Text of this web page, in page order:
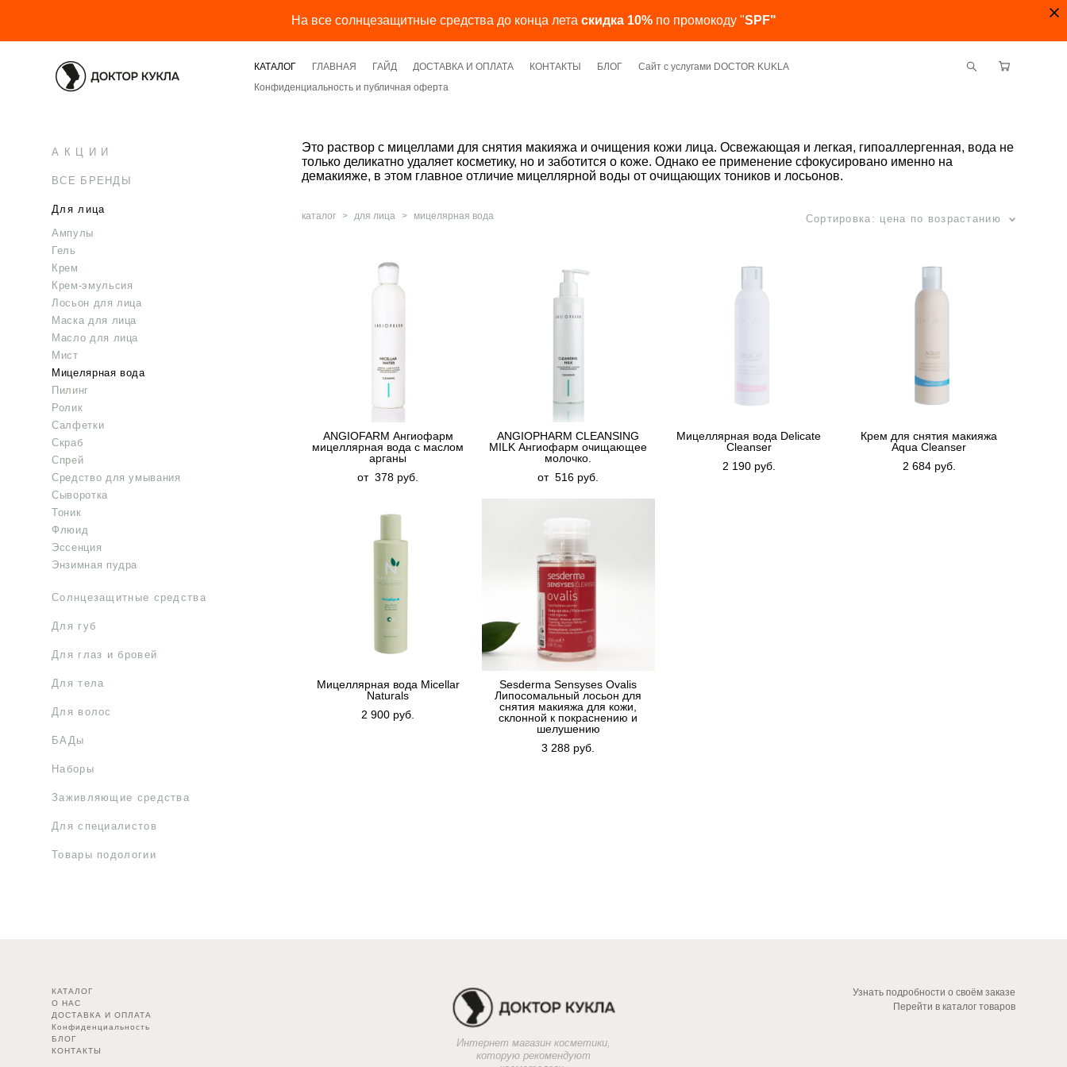
На все солнцезащитные средства до конца лета скидка 10%по промокоду "SPF"
КАТАЛОГ ГЛАВНАЯ ГАЙД ДОСТАВКА И ОПЛАТА КОНТАКТЫ БЛОГ
Сайт с услугами DOCTOR KUKLA
Конфиденциальность и публичная оферта
А К Ц И И
ВСЕ БРЕНДЫ
Для лица
Ампулы
Гель
Крем
Крем-эмульсия
Лосьон для лица
Маска для лица
Масло для лица
Мист
Мицелярная вода
Пилинг
Ролик
Салфетки
Скраб
Спрей
Средство для умывания
Сыворотка
Тоник
Флюид
Эссенция
Энзимная пудра
Солнцезащитные средства
Для губ
Для глаз и бровей
Для тела
Для волос
БАДы
Наборы
Заживляющие средства
Для специалистов
Товары подологии
Это раствор с мицеллами для снятия макияжа и очищения кожи лица. Освежающая и легкая, гипоаллергенная, вода не
только деликатно удаляет косметику, но и заботится о коже. Однако ее применение сфокусировано именно на
демакияже, в этом главное отличие мицеллярной воды от очищающих тоников и лосьонов.
каталог > для лица > мицелярная вода Сортировка: цена по возрастанию
ANGIOFARM Ангиофарм
мицеллярная вода с маслом
арганы
от 378 pуб.
ANGIOPHARM CLEANSING
MILK Ангиофарм очищающее
молочко.
от 516 pуб.
Мицеллярная вода Delicate
Cleanser
2 190 pуб.
Крем для снятия макияжа
Aqua Cleanser
2 684 pуб.
Мицеллярная вода Micellar
Naturals
2 900 pуб.
Sesderma Sensyses Ovalis
Липосомальный лосьон для
снятия макияжа для кожи,
склонной к покраснению и
шелушению
3 288 pуб.
КАТАЛОГ
О НАС
ДОСТАВКА И ОПЛАТА
Конфиденциальность
БЛОГ
КОНТАКТЫ
Интернет магазин косметики,
которую рекомендуют
Узнать подробности о своём заказе
Перейти в каталог товаров